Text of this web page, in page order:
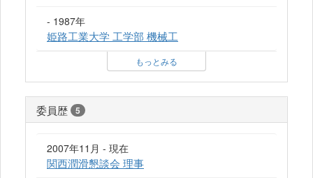
- 1987年
姫路工業大学 工学部 機械工
もっとみる
委員歴 5
2007年11月 - 現在
関西潤滑懇談会 理事